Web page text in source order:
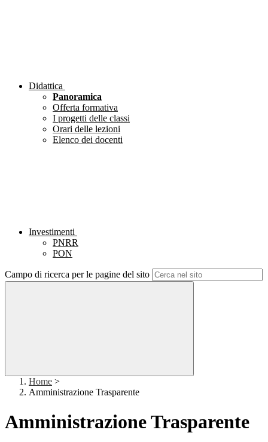
Didattica
Panoramica
Offerta formativa
I progetti delle classi
Orari delle lezioni
Elenco dei docenti
Investimenti
PNRR
PON
Campo di ricerca per le pagine del sito
Home >
Amministrazione Trasparente
Amministrazione Trasparente